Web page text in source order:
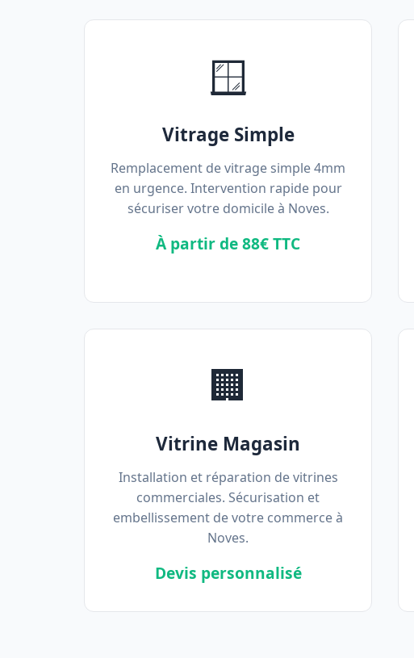
🪟
Vitrage Simple
Remplacement de vitrage simple 4mm
en urgence. Intervention rapide pour
sécuriser votre domicile à Noves.
À partir de 88€ TTC
🏢
Vitrine Magasin
Installation et réparation de vitrines
commerciales. Sécurisation et
embellissement de votre commerce à
Noves.
Devis personnalisé